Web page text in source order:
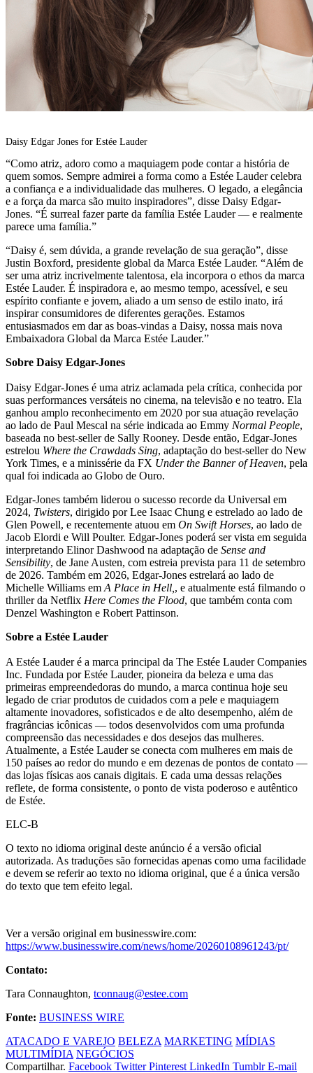
Daisy Edgar Jones for Estée Lauder
“Como atriz, adoro como a maquiagem pode contar a história de
quem somos. Sempre admirei a forma como a Estée Lauder celebra
a confiança e a individualidade das mulheres. O legado, a elegância
e a força da marca são muito inspiradores”, disse Daisy Edgar-
Jones. “É surreal fazer parte da família Estée Lauder — e realmente
parece uma família.”
“Daisy é, sem dúvida, a grande revelação de sua geração”, disse
Justin Boxford, presidente global da Marca Estée Lauder. “Além de
ser uma atriz incrivelmente talentosa, ela incorpora o ethos da marca
Estée Lauder. É inspiradora e, ao mesmo tempo, acessível, e seu
espírito confiante e jovem, aliado a um senso de estilo inato, irá
inspirar consumidores de diferentes gerações. Estamos
entusiasmados em dar as boas-vindas a Daisy, nossa mais nova
Embaixadora Global da Marca Estée Lauder.”
Sobre Daisy Edgar-Jones
Daisy Edgar-Jones é uma atriz aclamada pela crítica, conhecida por
suas performances versáteis no cinema, na televisão e no teatro. Ela
ganhou amplo reconhecimento em 2020 por sua atuação revelação
ao lado de Paul Mescal na série indicada ao Emmy Normal People,
baseada no best-seller de Sally Rooney. Desde então, Edgar-Jones
estrelou Where the Crawdads Sing, adaptação do best-seller do New
York Times, e a minissérie da FX Under the Banner of Heaven, pela
qual foi indicada ao Globo de Ouro.
Edgar-Jones também liderou o sucesso recorde da Universal em
2024, Twisters, dirigido por Lee Isaac Chung e estrelado ao lado de
Glen Powell, e recentemente atuou em On Swift Horses, ao lado de
Jacob Elordi e Will Poulter. Edgar-Jones poderá ser vista em seguida
interpretando Elinor Dashwood na adaptação de Sense and
Sensibility, de Jane Austen, com estreia prevista para 11 de setembro
de 2026. Também em 2026, Edgar-Jones estrelará ao lado de
Michelle Williams em A Place in Hell, , e atualmente está filmando o
thriller da Netflix Here Comes the Flood, que também conta com
Denzel Washington e Robert Pattinson.
Sobre a Estée Lauder
A Estée Lauder é a marca principal da The Estée Lauder Companies
Inc. Fundada por Estée Lauder, pioneira da beleza e uma das
primeiras empreendedoras do mundo, a marca continua hoje seu
legado de criar produtos de cuidados com a pele e maquiagem
altamente inovadores, sofisticados e de alto desempenho, além de
fragrâncias icônicas — todos desenvolvidos com uma profunda
compreensão das necessidades e dos desejos das mulheres.
Atualmente, a Estée Lauder se conecta com mulheres em mais de
150 países ao redor do mundo e em dezenas de pontos de contato —
das lojas físicas aos canais digitais. E cada uma dessas relações
reflete, de forma consistente, o ponto de vista poderoso e autêntico
de Estée.
ELC-B
O texto no idioma original deste anúncio é a versão oficial
autorizada. As traduções são fornecidas apenas como uma facilidade
e devem se referir ao texto no idioma original, que é a única versão
do texto que tem efeito legal.
Ver a versão original em businesswire.com:
https://www.businesswire.com/news/home/20260108961243/pt/
Contato:
Tara Connaughton, tconnaug@estee.com
Fonte: BUSINESS WIRE
ATACADO E VAREJO BELEZA MARKETING MÍDIAS
MULTIMÍDIA NEGÓCIOS
Compartilhar. Facebook Twitter Pinterest LinkedIn Tumblr E-mail